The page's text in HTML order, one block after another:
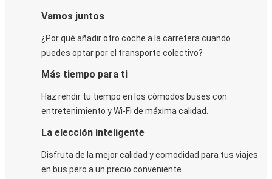
Vamos juntos
¿Por qué añadir otro coche a la carretera cuando
puedes optar por el transporte colectivo?
Más tiempo para ti
Haz rendir tu tiempo en los cómodos buses con
entretenimiento y Wi-Fi de máxima calidad.
La elección inteligente
Disfruta de la mejor calidad y comodidad para tus viajes
en bus pero a un precio conveniente.